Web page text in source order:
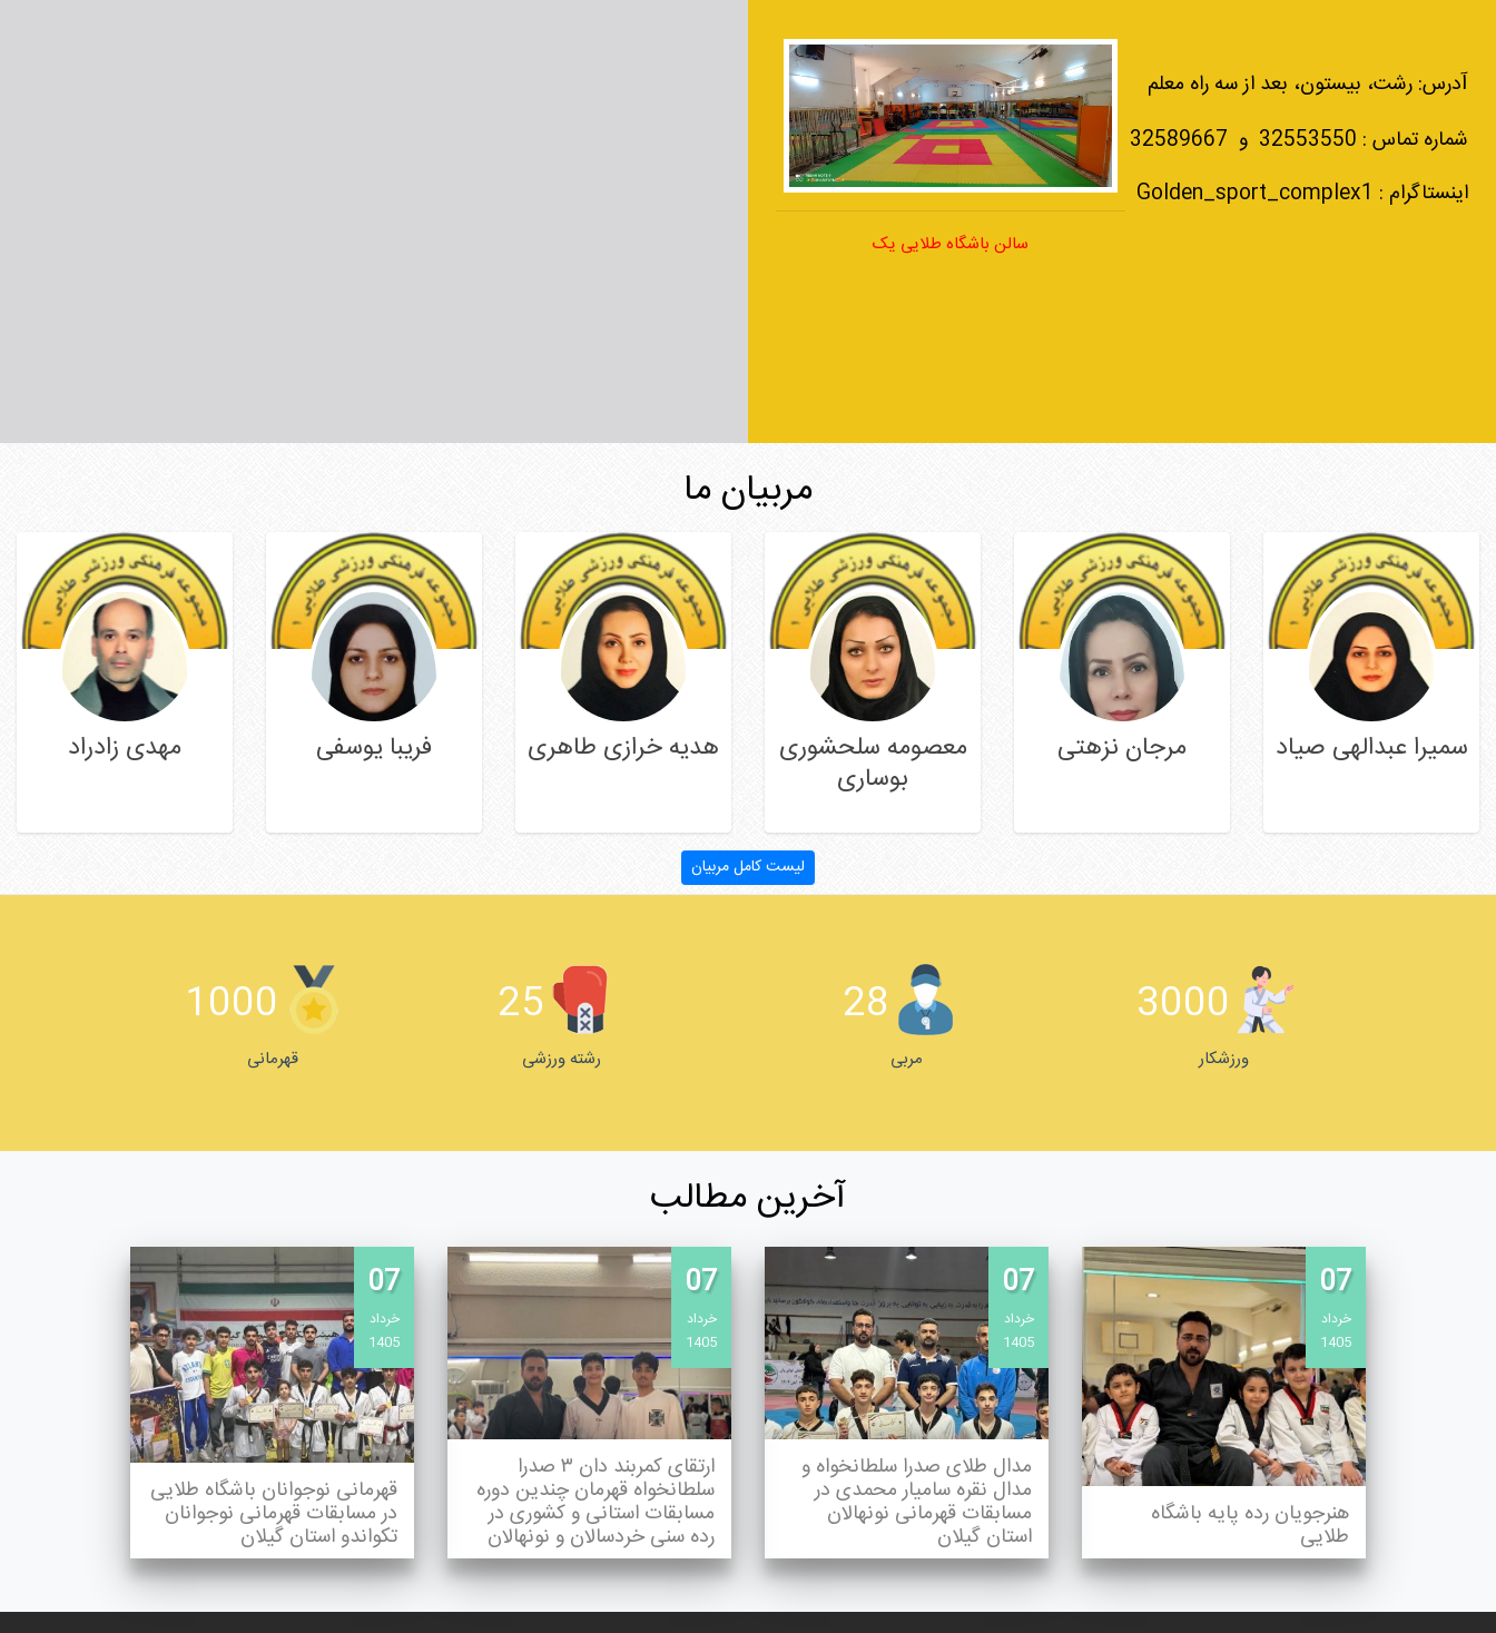
آدرس: رشت، بیستون، بعد از سه راه معلم
شماره تماس : 32553550 و 32589667
اینستاگرام : Golden_sport_complex1
سالن باشگاه طلایی یک
مربیان ما
سمیرا عبدالهی صیاد
سمیرا عبدالهی صیاد
ماسور
ادامه مطلب
مرجان نزهتی
مرجان نزهتی
مربی ایروبیک
ادامه مطلب
معصومه سلحشوری
بوساری
معصومه سلحشوری
بوساری
مربی هاپکیدو
ادامه مطلب
هدیه خرازی طاهری
هدیه خرازی طاهری
مربی یوگا
ادامه مطلب
فریبا یوسفی
فریبا یوسفی
مربی تکواندو
ادامه مطلب
مهدی زادراد
مهدی زادراد
مربی کیک بوکسینگ
ادامه مطلب
لیست کامل مربیان
3000
ورزشکار
28
مربی
25
رشته ورزشی
1000
قهرمانی
آخرین مطالب
07
خرداد
1405
هنرجویان رده پایه باشگاه
طلایی
07
خرداد
1405
مدال طلای صدرا سلطانخواه و
مدال نقره سامیار محمدی در
مسابقات قهرمانی نونهالان
استان گیلان
07
خرداد
1405
ارتقای کمربند دان ۳ صدرا
سلطانخواه قهرمان چندین دوره
مسابقات استانی و کشوری در
رده سنی خردسالان و نونهالان
07
خرداد
1405
قهرمانی نوجوانان باشگاه طلایی
در مسابقات قهرمانی نوجوانان
تکواندو استان گیلان